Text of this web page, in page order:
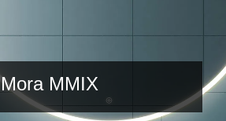
Mora MMIX